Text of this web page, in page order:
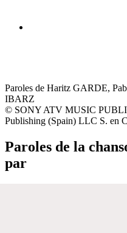
Paroles de Haritz GARDE,
IBARZ
© SONY ATV MUSIC
Publishing (Spain) LLC S. en
Paroles de la
par